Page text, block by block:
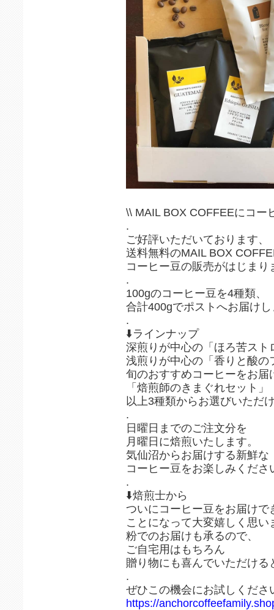
\\ MAIL BOX COFFEEにコー
.
ご好評いただいております、
送料無料のMAIL BOX
コーヒー豆の販売がはじまり
.
100gのコーヒー豆を4種類、
合計400gでポストへお届け
.
⬇️ラインナップ
深煎りが中心の「ほろ苦スト
浅煎りが中心の「香りと酸の
旬のおすすめコーヒーをお届
「焙煎師のきまぐれセット」
以上3種類からお選びいただ
.
日曜日までのご注文分を
月曜日に焙煎いたします。
気仙沼からお届けする新鮮な
コーヒー豆をお楽しみくださ
.
⬇️焙煎士から
ついにコーヒー豆をお届けで
ことになって大変嬉しく思い
粉でのお届けも承るので、
ご自宅用はもちろん
贈り物にも喜んでいただける
.
ぜひこの機会にお試しくだ
https://